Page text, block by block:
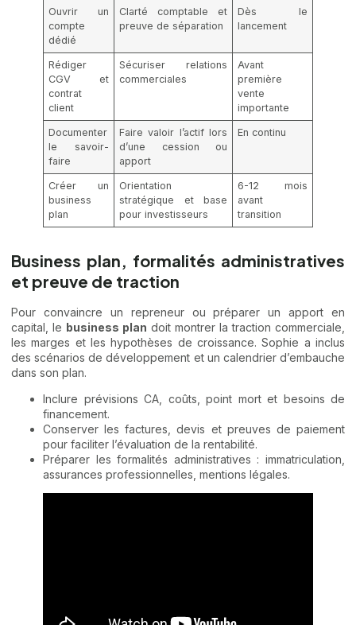
Ouvrir un
compte
dédié
Clarté comptable et
preuve de séparation
Dès le
lancement
Rédiger
CGV et
contrat
client
Sécuriser relations
commerciales
Avant
première
vente
importante
Documenter
le savoir-
faire
Faire valoir l’actif lors
d’une cession ou
apport
En continu
Créer un
business
plan
Orientation
stratégique et base
pour investisseurs
6-12 mois
avant
transition
Business plan, formalités administratives
et preuve de traction
Pour convaincre un repreneur ou préparer un apport en
capital, le business plan doit montrer la traction commerciale,
les marges et les hypothèses de croissance. Sophie a inclus
des scénarios de développement et un calendrier d’embauche
dans son plan.
Inclure prévisions CA, coûts, point mort et besoins de
financement.
Conserver les factures, devis et preuves de paiement
pour faciliter l’évaluation de la rentabilité.
Préparer les formalités administratives : immatriculation,
assurances professionnelles, mentions légales.